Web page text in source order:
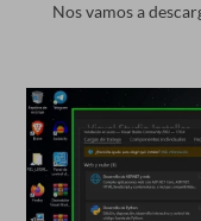
Nos vamos a